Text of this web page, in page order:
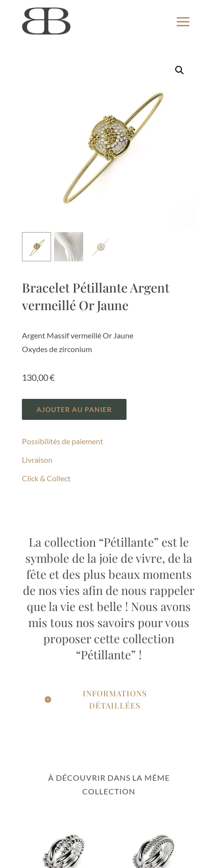
Bracelet Pétillante Argent
vermeillé Or Jaune
Argent Massif vermeillé Or Jaune
Oxydes de zirconium
130,00€
AJOUTER AU PANIER
Possibilités de paiement
Livraison
Click & Collect
La collection “Pétillante” est le
symbole de la joie de vivre, de la
fête et des plus beaux moments
de nos vies afin de nous rappeler
que la vie est belle ! Nous avons
mis tous nos savoirs pour vous
proposer cette collection
“Pétillante” !
INFORMATIONS
DÉTAILLÉES
À DÉCOUVRIR DANS LA MÊME
COLLECTION